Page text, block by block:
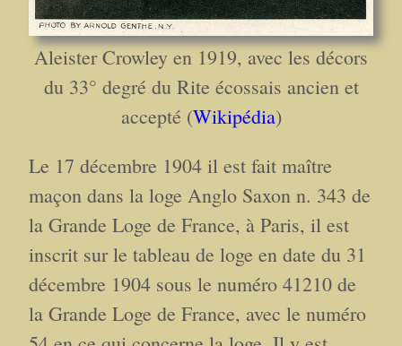
Aleister Crowley en 1919, avec les décors
du 33° degré du Rite écossais ancien et
accepté (Wikipédia)
Le 17 décembre 1904 il est fait maître
maçon dans la loge Anglo Saxon n. 343 de
la Grande Loge de France, à Paris, il est
inscrit sur le tableau de loge en date du 31
décembre 1904 sous le numéro 41210 de
la Grande Loge de France, avec le numéro